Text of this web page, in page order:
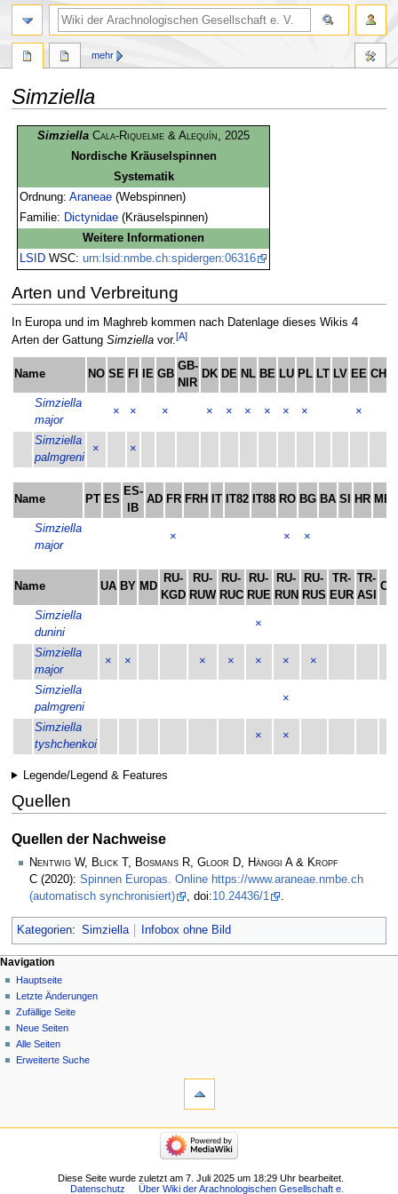
Simziella
Simziella Cala-Riquelme & Alequín , 2025
Nordische Kräuselspinnen
Systematik
Ordnung:Araneae (Webspinnen)
Familie: Dictynidae (Kräuselspinnen)
Weitere Informationen
LSID WSC:urn:lsid:nmbe.ch:spidergen:06316
Arten und Verbreitung
In Europa und im Maghreb kommen nach Datenlage dieses Wikis 4
Arten der Gattung Simziellavor.[A]
Name NO SE FI IE GB
GB-
NIR
DK DE NL BE LU PL LT LV EE CH
Simziella
major
× × × × × × × × × ×
Simziella
palmgreni
× ×
Name PT ES
ES-
IB
AD FR FRH IT IT82 IT88 RO BG BA SI HR ME
Simziella
major
× × ×
Name UA BY MD
RU-
KGD
RU-
RUW
RU-
RUC
RU-
RUE
RU-
RUN
RU-
RUS
TR-
EUR
TR-
ASI
CY
Simziella
dunini
×
Simziella
major
× × × × × × ×
Simziella
palmgreni
×
Simziella
tyshchenkoi
× ×
Legende/Legend & Features
Quellen
Quellen der Nachweise
Nentwig W, Blick T, Bosmans R, Gloor D, Hänggi A & Kropf
C (2020): Spinnen Europas. Online https://www.araneae.nmbe.ch
(automatisch synchronisiert)
, doi:10.24436/1 .
Kategorien: Simziella Infobox ohne Bild
mehr
Navigation
Hauptseite
Letzte Änderungen
Zufällige Seite
Neue Seiten
Alle Seiten
Erweiterte Suche
Diese Seite wurde zuletzt am 7. Juli 2025 um 18:29 Uhr bearbeitet.
Datenschutz
Über Wiki der Arachnologischen Gesellschaft e.